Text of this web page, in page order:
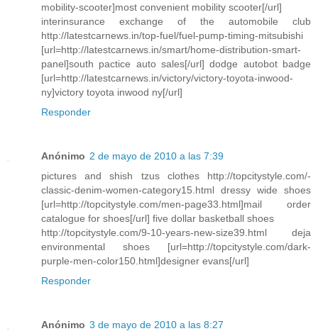
mobility-scooter]most convenient mobility scooter[/url]
interinsurance exchange of the automobile club
http://latestcarnews.in/top-fuel/fuel-pump-timing-mitsubishi
[url=http://latestcarnews.in/smart/home-distribution-smart-
panel]south pactice auto sales[/url] dodge autobot badge
[url=http://latestcarnews.in/victory/victory-toyota-inwood-
ny]victory toyota inwood ny[/url]
Responder
Anónimo 2 de mayo de 2010 a las 7:39
pictures and shish tzus clothes http://topcitystyle.com/-
classic-denim-women-category15.html dressy wide shoes
[url=http://topcitystyle.com/men-page33.html]mail order
catalogue for shoes[/url] five dollar basketball shoes
http://topcitystyle.com/9-10-years-new-size39.html deja
environmental shoes [url=http://topcitystyle.com/dark-
purple-men-color150.html]designer evans[/url]
Responder
Anónimo 3 de mayo de 2010 a las 8:27